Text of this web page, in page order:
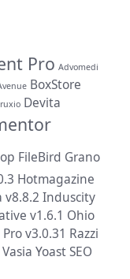
Pro Advomedi
BoxStore
Devita
FileBird Grano
Hotmagazine
v8.8.2 Induscity
v1.6.1 Ohio
v3.0.31 Razzi
Vasia Yoast SEO